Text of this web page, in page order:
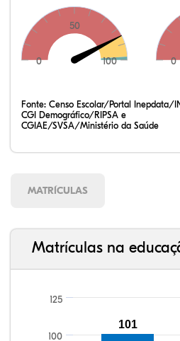
0
50
100 0
Fonte: Censo Escolar/Portal Inepdata/
CGI Demográfico/RIPSA e
CGIAE/SVSA/Ministério da Saúde
MATRÍCULAS
Matrículas na
100
125
101
93,75%
92,80%
93,45%
96,16%
81,13%
99,81%
100,00%
88,82%
92,94%
78,33%